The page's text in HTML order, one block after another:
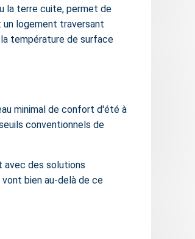
la terre cuite, permet de
un logement traversant
température de surface
minimal de confort d'été à
conventionnels de
avec des solutions
bien au-delà de ce